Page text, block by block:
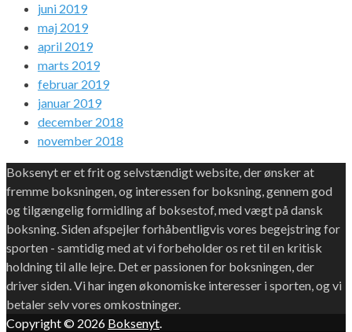
juni 2019
maj 2019
april 2019
marts 2019
februar 2019
januar 2019
december 2018
november 2018
Boksenyt er et frit og selvstændigt website, der ønsker at
fremme boksningen, og interessen for boksning, gennem god
og tilgængelig formidling af boksestof, med vægt på dansk
boksning. Siden afspejler forhåbentligvis vores begejstring for
sporten - samtidig med at vi forbeholder os ret til en kritisk
holdning til alle lejre. Det er passionen for boksningen, der
driver siden. Vi har ingen økonomiske interesser i sporten, og vi
betaler selv vores omkostninger.
Copyright © 2026 Boksenyt.